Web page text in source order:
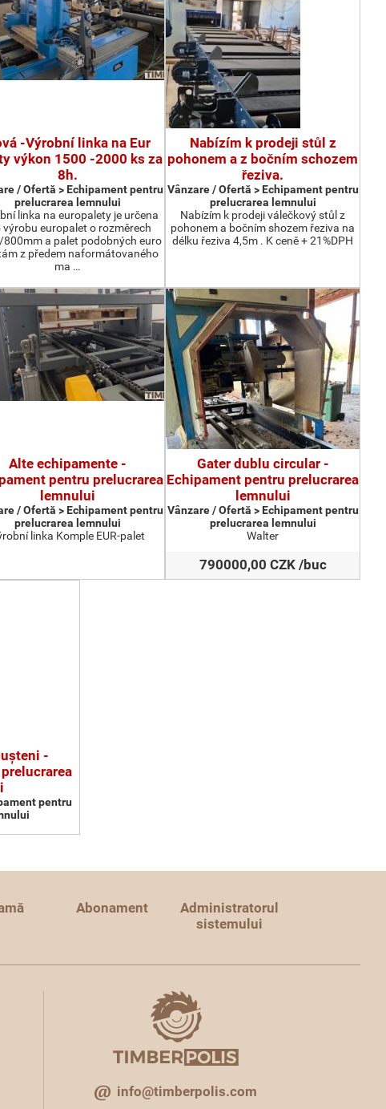
-Výrobní linka na Eur
výkon 1500 -2000 ks za
8h.
/ Ofertă > Echipament pentru
prelucrarea lemnului
linka na europalety je určena
výrobu europalet o rozměrech
800mm a palet podobných euro
z předem naformátovaného
ma …
Nabízím k prodeji stůl z
pohonem a z bočním schozem
řeziva.
Vânzare / Ofertă > Echipament pentru
prelucrarea lemnului
Nabízím k prodeji válečkový stůl z
pohonem a bočním shozem řeziva na
délku řeziva 4,5m . K ceně + 21%DPH
Alte echipamente -
pentru prelucrarea
lemnului
/ Ofertă > Echipament pentru
prelucrarea lemnului
linka Komple EUR-palet
Gater dublu circular -
Echipament pentru prelucrarea
lemnului
Vânzare / Ofertă > Echipament pentru
prelucrarea lemnului
Walter
790000,00 CZK /buc
-
pentru
Abonament
Administratorul
sistemului
info@timberpolis.com